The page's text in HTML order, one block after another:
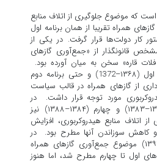
است که موضوع جلوگیری از اتلاف منابع
همراه تقریبا از همان برنامه اول
در دستور کار دولت‌ها قرار گرفت. در یکی از
قانونگذار از «جمع‌آوری گازهای
قاره» سخن به میان آورده بود.
پرواضح است در برنامه‌های اول (۱۳۶۸–1372) و حتی برنامه دوم
از گازهای همراه در قالب سیاست
مورد توجه قرار داشت. در
برنامه‌های توسعه سوم (۱۳۷۹–۱۳۸۳) و چهارم (۱۳۸۴–۱۳۸۸) نیز
اتلاف منابع هیدروکربوری، افزایش
و کاهش سوزاندن آنها مطرح بود. در
برنامه پنجم توسعه (۱۳۹۰–۱۳۹۴) موضوع جمع‌آوری گازهای همراه
اول تا چهارم مطرح شد، اما هنوز